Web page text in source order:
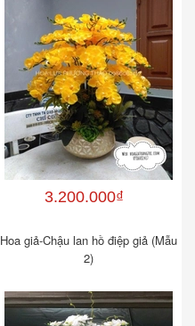
3.200.000₫
Hoa giả-Chậu lan hồ điệp giả (Mẫu
2)